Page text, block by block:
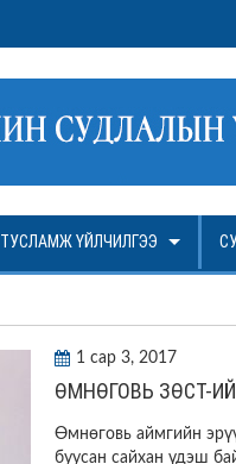
ТУСЛАМЖ ҮЙЛЧИЛГЭЭ
1 сар 3, 2017
ӨМНӨГОВЬ ЗӨСТ-
Өмнөговь аймгийн
буусан сайхан үдэш